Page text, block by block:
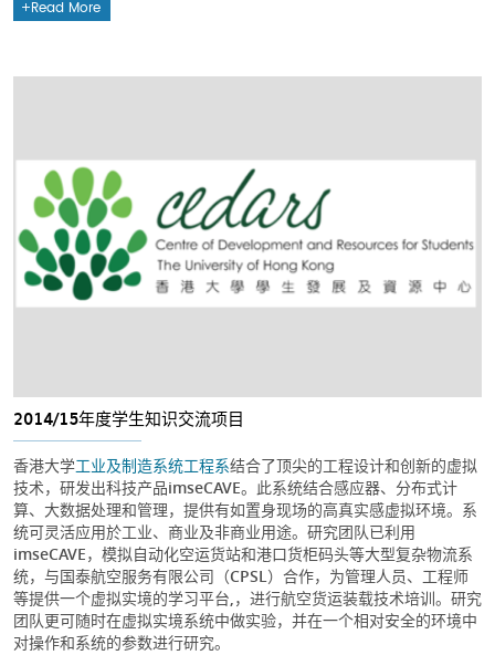
Read More
2014/15年度学生知识交流项目
香港大学工业及制造系统工程系结合了顶尖的工程设计和创新的虚拟
技术，研发出科技产品imseCAVE。此系统结合感应器、分布式计
算、大数据处理和管理，提供有如置身现场的高真实感虚拟环境。系
统可灵活应用於工业、商业及非商业用途。研究团队已利用
imseCAVE，模拟自动化空运货站和港口货柜码头等大型复杂物流系
统，与国泰航空服务有限公司（CPSL）合作，为管理人员、工程师
等提供一个虚拟实境的学习平台,，进行航空货运装载技术培训。研究
团队更可随时在虚拟实境系统中做实验，并在一个相对安全的环境中
对操作和系统的参数进行研究。